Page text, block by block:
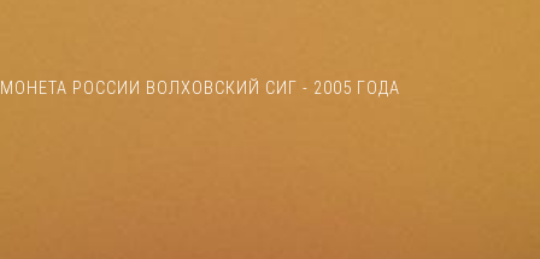
МОНЕТА РОССИИ ВОЛХОВСКИЙ СИГ - 2005 ГОДА